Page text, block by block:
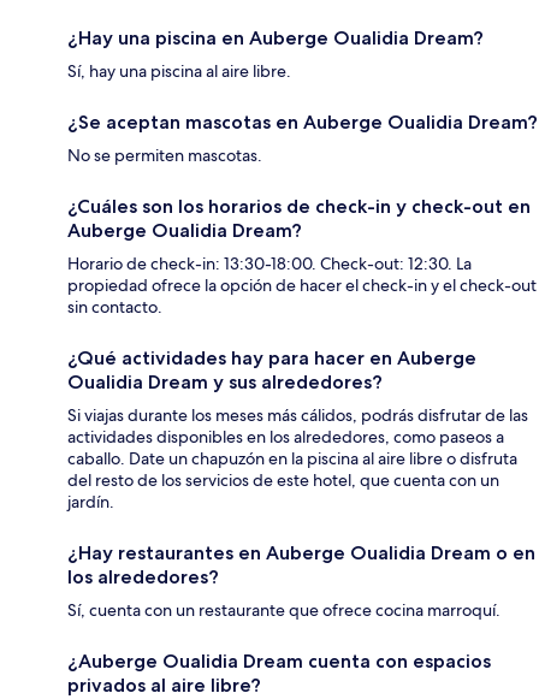
¿Hay una piscina en Auberge Oualidia Dream?
Sí, hay una piscina al aire libre.
¿Se aceptan mascotas en Auberge Oualidia Dream?
No se permiten mascotas.
¿Cuáles son los horarios de check-in y check-out en
Auberge Oualidia Dream?
Horario de check-in: 13:30-18:00. Check-out: 12:30. La
propiedad ofrece la opción de hacer el check-in y el check-out
sin contacto.
¿Qué actividades hay para hacer en Auberge
Oualidia Dream y sus alrededores?
Si viajas durante los meses más cálidos, podrás disfrutar de las
actividades disponibles en los alrededores, como paseos a
caballo. Date un chapuzón en la piscina al aire libre o disfruta
del resto de los servicios de este hotel, que cuenta con un
jardín.
¿Hay restaurantes en Auberge Oualidia Dream o en
los alrededores?
Sí, cuenta con un restaurante que ofrece cocina marroquí.
¿Auberge Oualidia Dream cuenta con espacios
privados al aire libre?